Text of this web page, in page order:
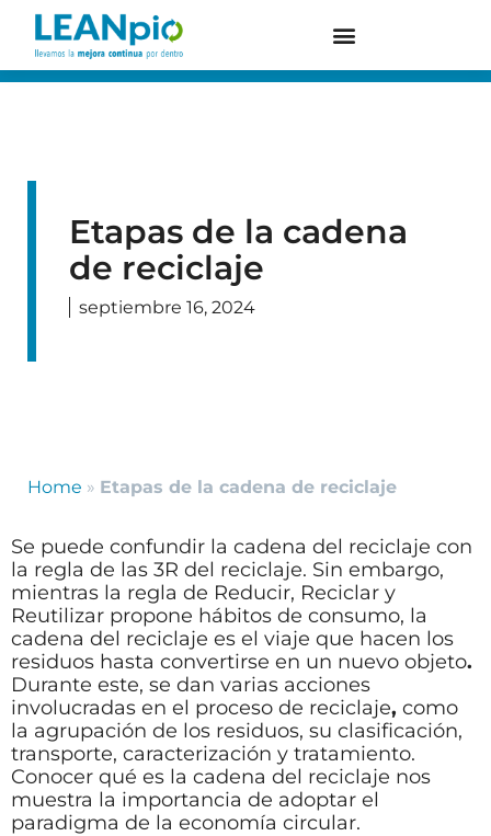
Etapas de la cadena
de reciclaje
septiembre 16, 2024
Home » Etapas de la cadena de reciclaje
Se puede confundir la cadena del reciclaje con
la regla de las 3R del reciclaje. Sin embargo,
mientras la regla de Reducir, Reciclar y
Reutilizar propone hábitos de consumo, la
cadena del reciclaje es el viaje que hacen los
residuos hasta convertirse en un nuevo objeto.
Durante este, se dan varias acciones
involucradas en el proceso de reciclaje, como
la agrupación de los residuos, su clasificación,
transporte, caracterización y tratamiento.
Conocer qué es la cadena del reciclaje nos
muestra la importancia de adoptar el
paradigma de la economía circular.